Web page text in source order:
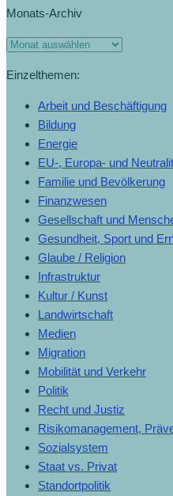
Monats-Archiv
Monats-
Einzelthemen:
Arbeit und Beschäftigung
Bildung
Energie
EU-, Europa- und
Familie und Bevölkerung
Finanzwesen
Gesellschaft und
Gesundheit, Sport und
Glaube / Religion
Infrastruktur
Kultur / Kunst
Landwirtschaft
Medien
Migration
Mobilität und Verkehr
Politik
Recht und Justiz
Risikomanagement,
Sozialsystem
Staat vs. Privat
Standortpolitik